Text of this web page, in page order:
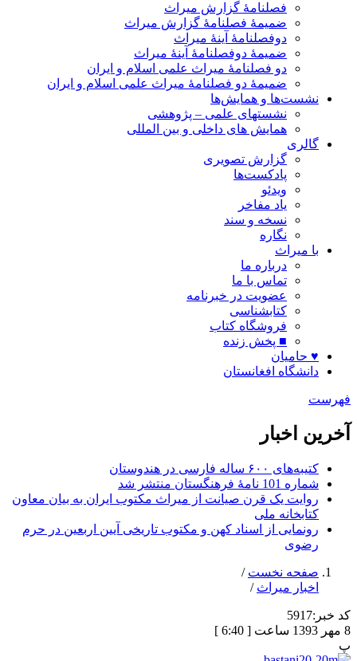
فصلنامۀ گزارش میراث
ضمیمۀ فصلنامۀ گزارش میراث
دوفصلنامۀ آینۀ میراث
ضمیمۀ دوفصلنامۀ آینۀ میراث
دو فصلنامۀ میراث علمی اسلام و ایران
ضمیمۀ دو فصلنامۀ میراث علمی اسلام و ایران
نشست‌ها و همایش‌ها
نشستهای علمی – پژوهشی
همایش های داخلی و بین المللی
گالری
گزارش تصویری
پادکست‌ها
ویدئو
یاد مفاخر
نسخه و سند
نگاره
با میراث
درباره ما
تماس با ما
عضویت در خبرنامه
کتابشناسی
فروشگاه کتاب
■ پخش زنده
♥ حامیان
دانشگاه افغانستان
فهرست
آخرین اخبار
کتیبه‌های ۶۰۰ ساله فارسی در هندوستان
شماره 101 نامۀ فرهنگستان منتشر شد
روایت یک قرن صیانت از میراث مکتوب ایران به بیان معاون
کتابخانه ملی
رونمایی از اسناد کهن و مکتوب تاریخی آیین اربعین در حرم
رضوی
صفحه نخست /
اخبار میراث /
کد خبر:5917
8 مهر 1393 ساعت [ 6:40 ]
پ